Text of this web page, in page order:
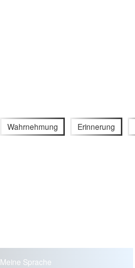
Wahrnehmung Erinnerung
Meine Sprache